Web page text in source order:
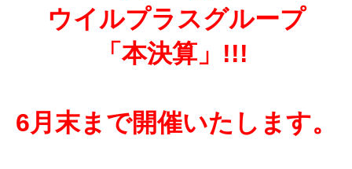
ウイルプラスグループ
「本決算」!!!
6月末まで開催いたします。